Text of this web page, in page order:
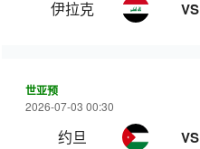
伊拉克 VS
世亚预
2026-07-03 00:30
约旦 VS